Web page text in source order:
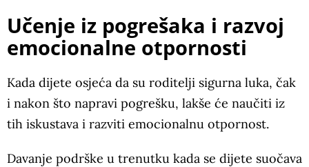
Učenje iz pogrešaka i razvoj
emocionalne otpornosti
Kada dijete osjeća da su roditelji sigurna luka, čak
i nakon što napravi pogrešku, lakše će naučiti iz
tih iskustava i razviti emocionalnu otpornost.
Davanje podrške u trenutku kada se dijete suočava